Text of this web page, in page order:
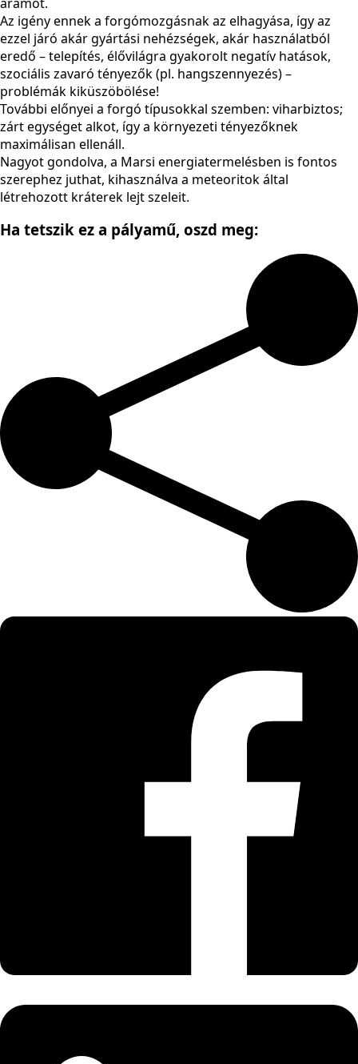
Az igény ennek a forgómozgásnak az elhagyása, így az
ezzel járó akár gyártási nehézségek, akár használatból
eredő – telepítés, élővilágra gyakorolt negatív hatások,
szociális zavaró tényezők (pl. hangszennyezés) –
problémák kiküszöbölése!
További előnyei a forgó típusokkal szemben: viharbiztos;
zárt egységet alkot, így a környezeti tényezőknek
maximálisan ellenáll.
Nagyot gondolva, a Marsi energiatermelésben is fontos
szerephez juthat, kihasználva a meteoritok által
létrehozott kráterek lejt szeleit.
Ha tetszik ez a pályamű, oszd meg: